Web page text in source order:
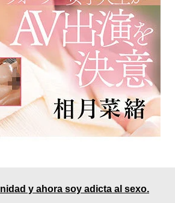
y ahora soy adicta al sexo.